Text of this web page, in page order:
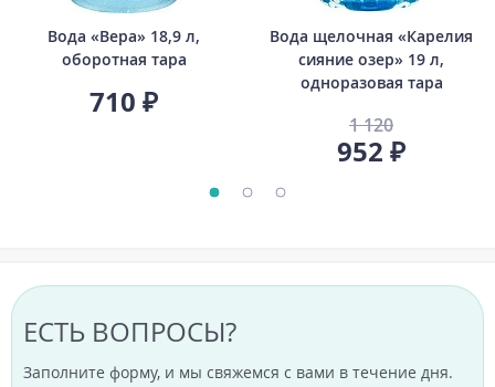
Вода «Вера» 18,9 л,
оборотная тара
710 ₽
Вода щелочная «Карелия
сияние озер» 19 л,
одноразовая тара
1 120
952 ₽
ЕСТЬ ВОПРОСЫ?
Заполните форму, и мы свяжемся с вами в течение дня.